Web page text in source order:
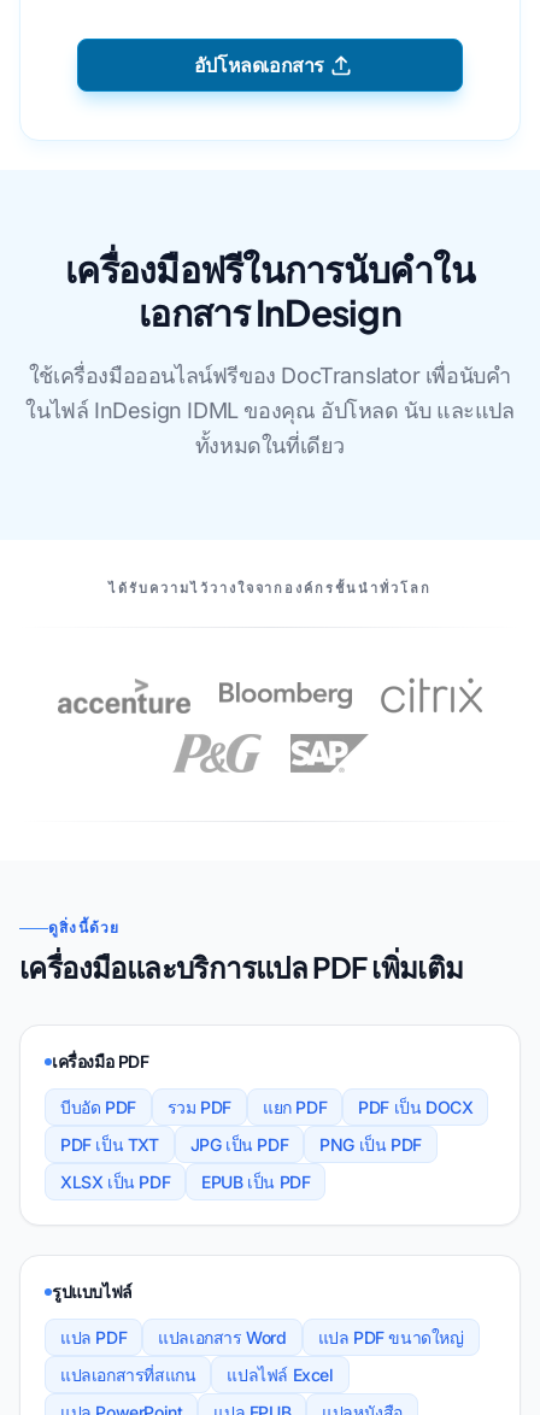
อัปโหลดเอกสาร
เครื่องมือฟรีในการนับคำใน
เอกสาร InDesign
ใช้เครื่องมือออนไลน์ฟรีของ DocTranslator เพื่อนับคํา
ในไฟล์ InDesign IDML ของคุณ อัปโหลด นับ และแปล
ทั้งหมดในที่เดียว
พันธมิตรของเราได้รับความไว้วางใจจากองค์กรชั้นนําทั่วโลก
ดูสิ่งนี้ด้วย
เครื่องมือและบริการแปล PDF เพิ่มเติม
เครื่องมือ PDF
บีบอัด PDF รวม PDF แยก PDF
PDF เป็น DOCX
PDF เป็น TXT
JPG เป็น PDF
PNG เป็น PDF
XLSX เป็น PDF
EPUB เป็น PDF
รูปแบบไฟล์
แปล PDF แปลเอกสาร Word
แปล PDF ขนาดใหญ่
แปลเอกสารที่สแกน
แปลไฟล์ Excel